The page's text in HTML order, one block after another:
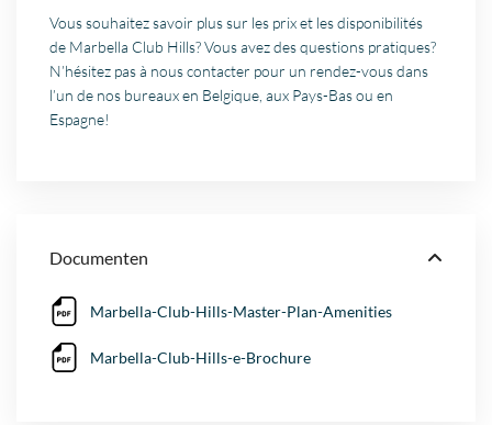
Vous souhaitez savoir plus sur les prix et les disponibilités
de Marbella Club Hills? Vous avez des questions pratiques?
N’hésitez pas à nous contacter pour un rendez-vous dans
l’un de nos bureaux en Belgique, aux Pays-Bas ou en
Espagne!
Documenten
Marbella-Club-Hills-Master-Plan-Amenities
Marbella-Club-Hills-e-Brochure